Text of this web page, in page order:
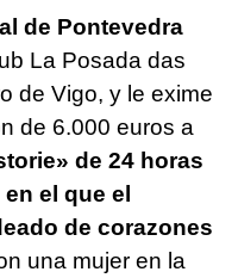
de Pontevedra
La Posada das
de Vigo, y le exime
de 6.000 euros a
de 24 horas
el que el
de corazones
una mujer en la